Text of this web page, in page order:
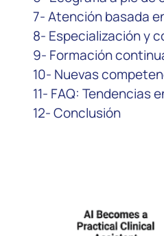
7- Atención basada
8- Especialización y
9- Formación
10- Nuevas
11- FAQ: Tendencias
12- Conclusión